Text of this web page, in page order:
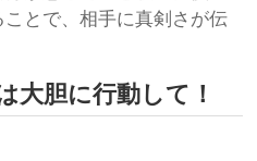
とで、相手に真剣さが伝
大胆に行動して！